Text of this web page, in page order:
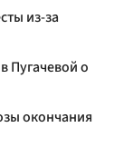
из-за
Пугачевой о
окончания